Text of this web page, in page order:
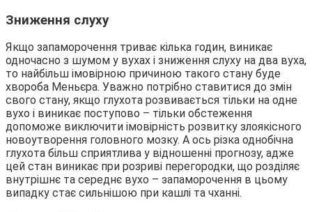
Зниження слуху
Якщо запаморочення триває кілька годин, виникає
одночасно з шумом у вухах і зниження слуху на два вуха,
то найбільш імовірною причиною такого стану буде
хвороба Меньєра. Уважно потрібно ставитися до змін
свого стану, якщо глухота розвивається тільки на одне
вухо і виникає поступово – тільки обстеження
допоможе виключити імовірність розвитку злоякісного
новоутворення головного мозку. А ось різка однобічна
глухота більш сприятлива у відношенні прогнозу, адже
цей стан виникає при розриві перегородки, що розділяє
внутрішнє та середнє вухо – запаморочення в цьому
випадку стає сильнішою при кашлі та чханні.